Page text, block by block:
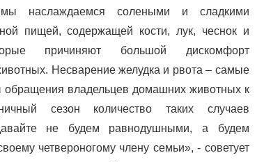
наслаждаемся солеными и сладкими
пищей, содержащей кости, лук, чеснок и
причиняют большой дискомфорт
Несварение желудка и рвота – самые
обращения владельцев домашних животных к
сезон количество таких случаев
не будем равнодушными, а будем
четвероногому члену семьи», - советует